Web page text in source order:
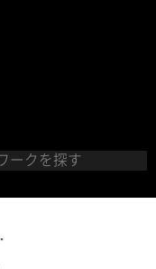
ークを探す